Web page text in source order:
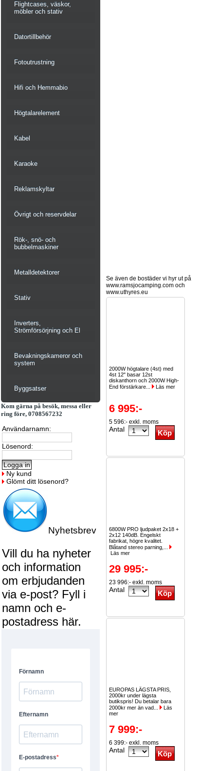
Flightcases, väskor,
möbler och stativ
Datortillbehör
Fotoutrustning
Hifi och Hemmabio
Högtalarelement
Kabel
Karaoke
Reklamskyltar
Övrigt och reservdelar
Rök-, snö- och
bubbelmaskiner
Metalldetektorer
Stativ
Inverters,
Strömförsörjning och El
Bevakningskameror och
system
Byggsatser
Kom gärna på besök, messa eller
ring före, 0708567232
Användarnamn:
Lösenord:
Ny kund
Glömt ditt lösenord?
Nyhetsbrev
Vill du ha nyheter
och information
om erbjudanden
via e-post? Fyll i
namn och e-
postadress här.
Se även de bostäder vi hyr ut på
www.ramsjocamping.com och
www.uthyres.eu
2000W högtalare (4st) med
4st 12" basar 12st
diskanthorn och 2000W High-
End förstärkare...
Läs mer
6 995:-
5 596:- exkl. moms
Antal
6800W PRO ljudpaket 2x18 +
2x12 140dB. Engelskt
fabrikat, högre kvalitet.
Blåtand stereo parning,...
Läs mer
29 995:-
23 996:- exkl. moms
Antal
EUROPAS LÄGSTA PRIS,
2000kr under lägsta
butikspris! Du betalar bara
2000kr mer än vad...
Läs
mer
7 999:-
6 399:- exkl. moms
Antal